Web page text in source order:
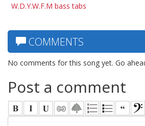
W.D.Y.W.F.M bass tabs
COMMENTS
No comments for this song yet. Go
Post a comment